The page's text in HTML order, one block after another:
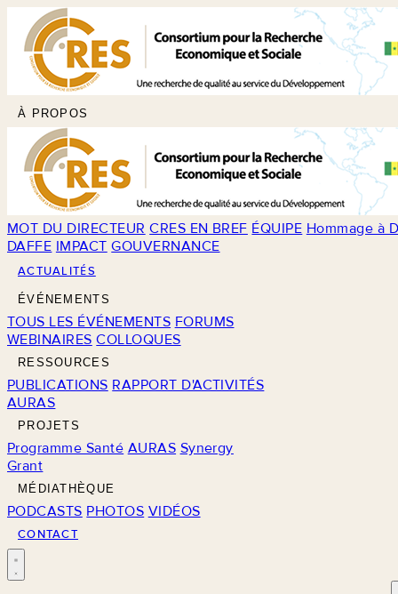
À PROPOS
MOT DU DIRECTEUR CRES EN BREF ÉQUIPE Hommage à
DAFFE IMPACT GOUVERNANCE
ACTUALITÉS
ÉVÉNEMENTS
TOUS LES ÉVÉNEMENTS FORUMS
WEBINAIRES COLLOQUES
RESSOURCES
PUBLICATIONS RAPPORT D'ACTIVITÉS
AURAS
PROJETS
Programme Santé AURAS Synergy
Grant
MÉDIATHÈQUE
PODCASTS PHOTOS VIDÉOS
CONTACT